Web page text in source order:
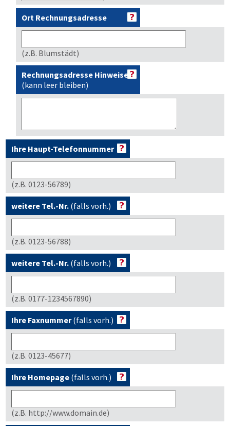
Ort Rechnungsadresse
(z.B. Blumstädt)
Rechnungsadresse Hinweise
(kann leer bleiben)
Ihre Haupt-Telefonnummer
(z.B. 0123-56789)
weitere Tel.-Nr. (falls vorh.)
(z.B. 0123-56788)
weitere Tel.-Nr. (falls vorh.)
(z.B. 0177-1234567890)
Ihre Faxnummer(falls vorh.)
(z.B. 0123-45677)
Ihre Homepage (falls vorh.)
(z.B. http://www.domain.de)